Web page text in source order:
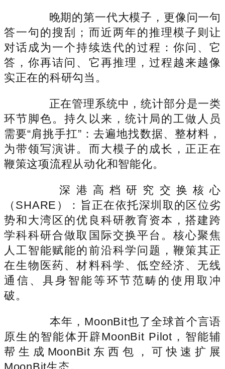
晚期的第一代大模子，更像问一句
答一句的搜刮；而近两年的推理模子则让
对话成为一个持续迭代的过程：你问、它
答，你再诘问、它再推理，过程越来越像
实正在的科研勾当。
正在管理系统中，统计部分是一类
环节脚色。持久以来，统计局的工做人员
需要“肩挑手扛”：去遍地找数据、整材料，
为带领写演讲。而大模子的成长，正正在
鞭策这项流程从动化和智能化。
深港高档研究交换核心
（SHARE）：旨正在依托深圳取的区位劣
势和大湾区的优良科研教育资本，搭建跨
学科科研合做取国际交换平台。核心聚焦
人工智能赋能的前沿科学问题，鞭策其正
在生物医药、材料科学、低空经济、无线
通信、具身智能等环节范畴的使用取冲
破。
本年，MoonBit也了全球首个言语
原生的智能体开辟MoonBit Pilot，智能辅
帮生成MoonBit东西包，可快速扩展